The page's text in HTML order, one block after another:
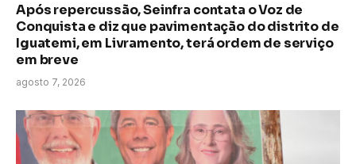
Após repercussão, Seinfra contata o Voz de
Conquista e diz que pavimentação do distrito de
Iguatemi, em Livramento, terá ordem de serviço
em breve
agosto 7, 2026